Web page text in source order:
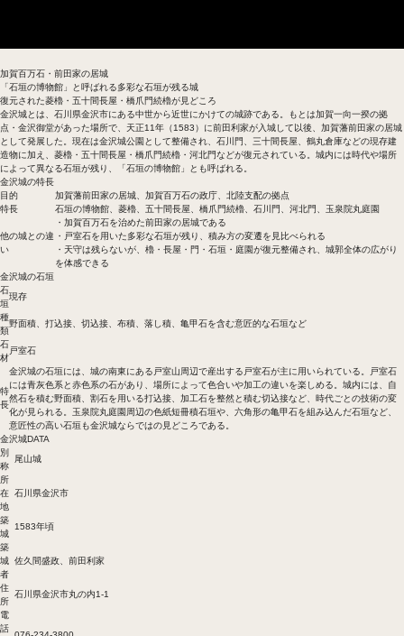
加賀百万石・前田家の居城
「石垣の博物館」と呼ばれる多彩な石垣が残る城
復元された菱櫓・五十間長屋・橋爪門続櫓が見どころ
金沢城とは、石川県金沢市にある中世から近世にかけての城跡である。もとは加賀一向一揆の拠
点・金沢御堂があった場所で、天正11年（1583）に前田利家が入城して以後、加賀藩前田家の居城
として発展した。現在は金沢城公園として整備され、石川門、三十間長屋、鶴丸倉庫などの現存建
造物に加え、菱櫓・五十間長屋・橋爪門続櫓・河北門などが復元されている。城内には時代や場所
によって異なる石垣が残り、「石垣の博物館」とも呼ばれる。
金沢城の特長
目的
加賀藩前田家の居城、加賀百万石の政庁、北陸支配の拠点
特長
石垣の博物館、菱櫓、五十間長屋、橋爪門続櫓、石川門、河北門、玉泉院丸庭園
他の城との違
い
・加賀百万石を治めた前田家の居城である
・戸室石を用いた多彩な石垣が残り、積み方の変遷を見比べられる
・天守は残らないが、櫓・長屋・門・石垣・庭園が復元整備され、城郭全体の広がり
を体感できる
金沢城の石垣
石
垣
現存
種
類
野面積、打込接、切込接、布積、落し積、亀甲石を含む意匠的な石垣など
石
材
戸室石
特
長
金沢城の石垣には、城の南東にある戸室山周辺で産出する戸室石が主に用いられている。戸室石
には青灰色系と赤色系の石があり、場所によって色合いや加工の違いを楽しめる。城内には、自
然石を積む野面積、割石を用いる打込接、加工石を整然と積む切込接など、時代ごとの技術の変
化が見られる。玉泉院丸庭園周辺の色紙短冊積石垣や、六角形の亀甲石を組み込んだ石垣など、
意匠性の高い石垣も金沢城ならではの見どころである。
金沢城DATA
別
称
尾山城
所
在
地
石川県金沢市
築
城
1583年頃
築
城
者
佐久間盛政、前田利家
住
所
石川県金沢市丸の内1-1
電
話